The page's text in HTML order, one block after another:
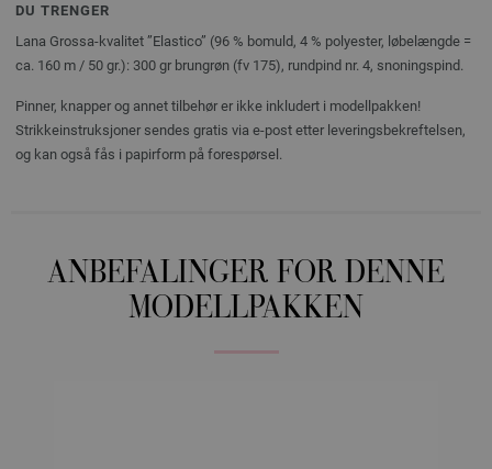
DU TRENGER
Lana Grossa-kvalitet ”Elastico” (96 % bomuld, 4 % polyester, løbelængde =
ca. 160 m / 50 gr.): 300 gr brungrøn (fv 175), rundpind nr. 4, snoningspind.
Pinner, knapper og annet tilbehør er ikke inkludert i modellpakken!
Strikkeinstruksjoner sendes gratis via e-post etter leveringsbekreftelsen,
og kan også fås i papirform på forespørsel.
ANBEFALINGER FOR DENNE
MODELLPAKKEN